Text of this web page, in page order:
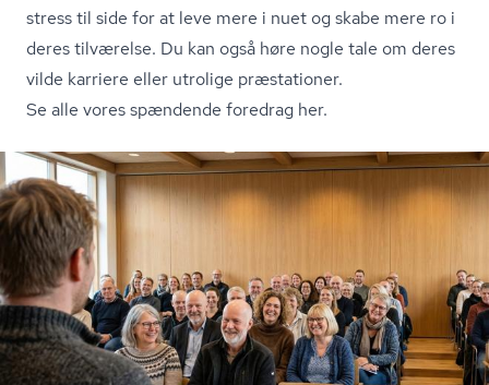
stress til side for at leve mere i nuet og skabe mere ro i
deres tilværelse. Du kan også høre nogle tale om deres
vilde karriere eller utrolige præstationer.
Se alle vores spændende foredrag her.